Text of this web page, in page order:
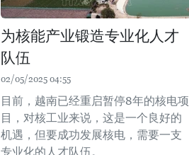
为核能产业锻造专业化人才
队伍
02/05/2025 04:55
目前，越南已经重启暂停8年的核电项
目，对核工业来说，这是一个良好的
机遇，但要成功发展核电，需要一支
专业化的人才队伍。